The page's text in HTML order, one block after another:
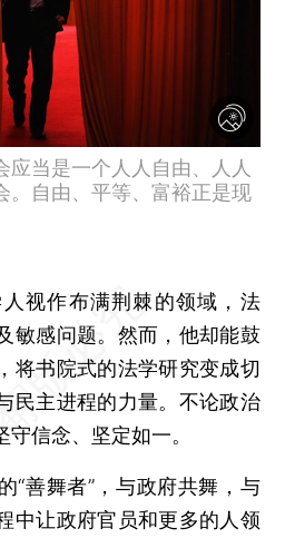
应当是一个人人自由、人人
。自由、平等、富裕正是现
作布满荆棘的领域，法
敏感问题。然而，他却能鼓
将书院式的法学研究变成切
民主进程的力量。不论政治
信念、坚定如一。
善舞者”，与政府共舞，与
中让政府官员和更多的人领